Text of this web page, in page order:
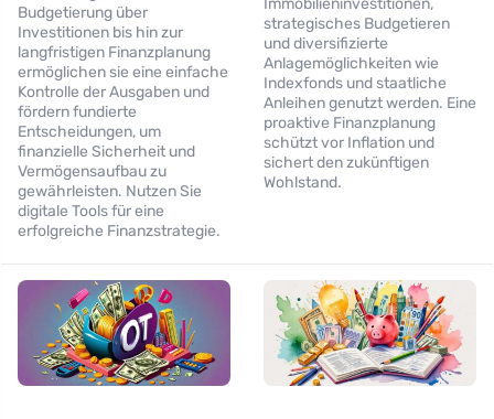
Budgetierung über
Investitionen bis hin zur
langfristigen Finanzplanung
ermöglichen sie eine einfache
Kontrolle der Ausgaben und
fördern fundierte
Entscheidungen, um
finanzielle Sicherheit und
Vermögensaufbau zu
gewährleisten. Nutzen Sie
digitale Tools für eine
erfolgreiche Finanzstrategie.
strategisches Budgetieren
und diversifizierte
Anlagemöglichkeiten wie
Indexfonds und staatliche
Anleihen genutzt werden. Eine
proaktive Finanzplanung
schützt vor Inflation und
sichert den zukünftigen
Wohlstand.